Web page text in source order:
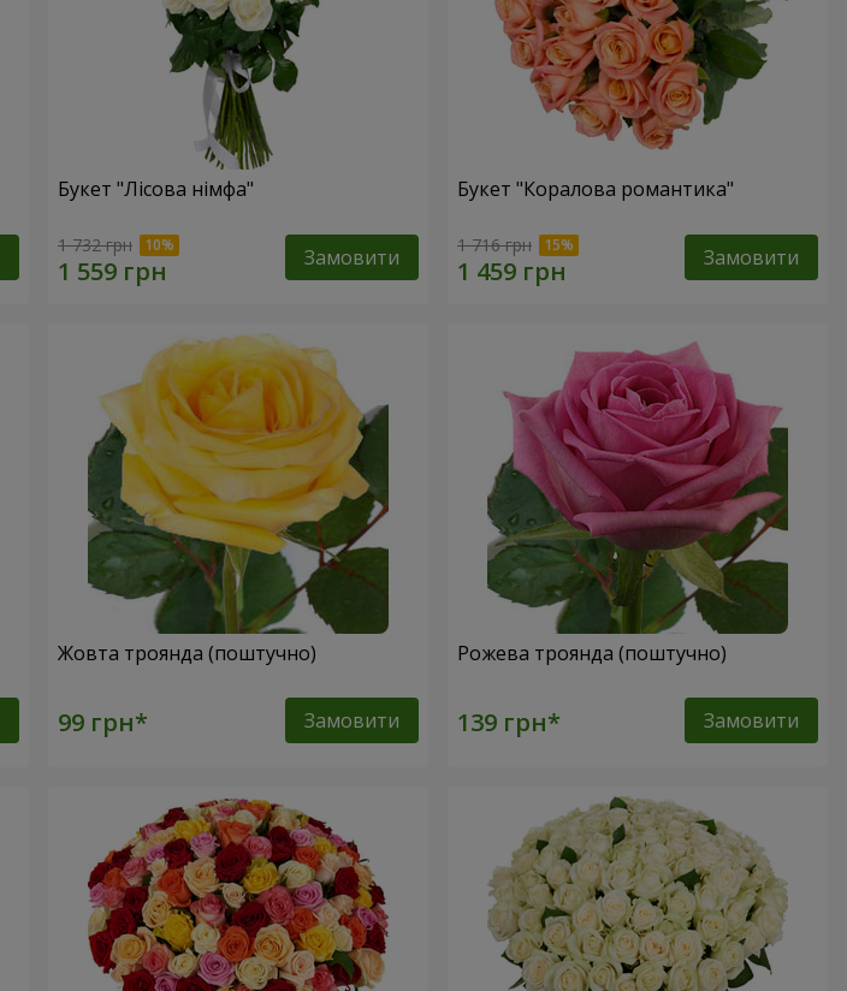
Букет "Лісова німфа"
1 732 грн Замовити
Букет "Коралова романтика"
1 716 грн Замовити
Жовта троянда (поштучно)
Замовити
Рожева троянда (поштучно)
Замовити